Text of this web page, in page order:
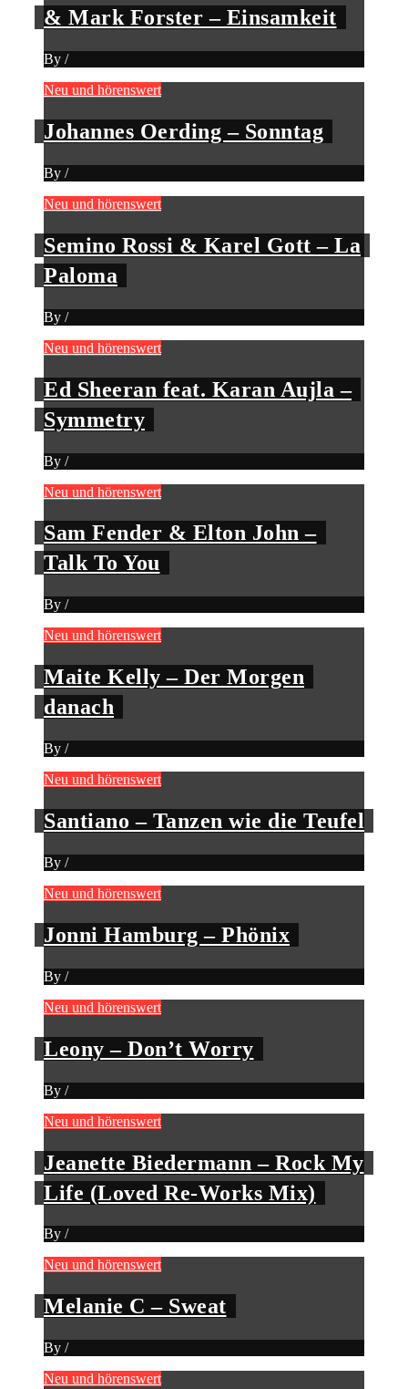
& Mark Forster – Einsamkeit
By /
Neu und hörenswert
Johannes Oerding – Sonntag
By /
Neu und hörenswert
Semino Rossi & Karel Gott – La
Paloma
By /
Neu und hörenswert
Ed Sheeran feat. Karan Aujla –
Symmetry
By /
Neu und hörenswert
Sam Fender & Elton John –
Talk To You
By /
Neu und hörenswert
Maite Kelly – Der Morgen
danach
By /
Neu und hörenswert
Santiano – Tanzen wie die Teufel
By /
Neu und hörenswert
Jonni Hamburg – Phönix
By /
Neu und hörenswert
Leony – Don’t Worry
By /
Neu und hörenswert
Jeanette Biedermann – Rock My
Life (Loved Re-Works Mix)
By /
Neu und hörenswert
Melanie C – Sweat
By /
Neu und hörenswert